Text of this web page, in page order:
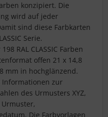
konzipiert. Die
wird auf jeder
sind diese Farbkarten
Serie.
RAL CLASSIC Farben
offen 21 x 14,8
mm in hochglänzend.
Informationen zur
des Urmusters XYZ,
Die Farbvorlagen